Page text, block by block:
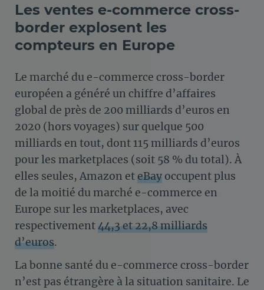
Les ventes e-commerce cross-
border explosent les
compteurs en Europe
Le marché du e-commerce cross-border
européen a généré un chiffre d’affaires
global de près de 200 milliards d’euros en
2020 (hors voyages) sur quelque 500
milliards en tout, dont 115 milliards d’euros
pour les marketplaces (soit 58 % du total). À
elles seules, Amazon eteBay occupent plus
de la moitié du marché e-commerce en
Europe sur les marketplaces, avec
respectivement44,3 et 22,8 milliards
d’euros.
La bonne santé du e-commerce cross-border
n’est pas étrangère à la situation sanitaire. Le